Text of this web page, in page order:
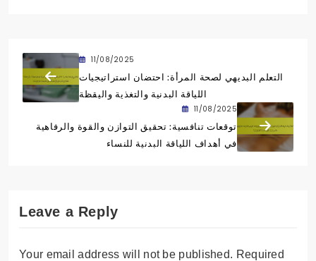
11/08/2025
التعلم البديهي لصحة المرأة: احتضان استراتيجيات
اللياقة البدنية والتغذية واليقظة
11/08/2025
توقعات تنافسية: تحقيق التوازن والقوة والرفاهية
في أهداف اللياقة البدنية للنساء
Leave a Reply
Your email address will not be published. Required